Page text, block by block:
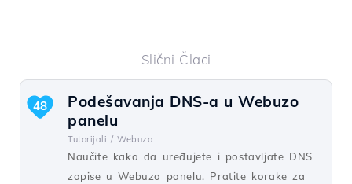
Slični Člaci
Podešavanja DNS-a u Webuzo
panelu
Tutorijali / Webuzo
Naučite kako da uređujete i postavljate DNS
zapise u Webuzo panelu. Pratite korake za
48